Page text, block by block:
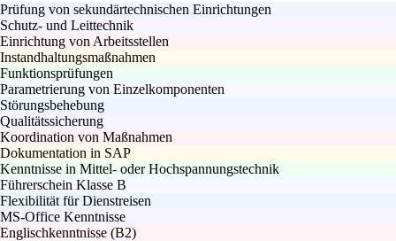
Prüfung von sekundärtechnischen Einrichtungen
Schutz- und Leittechnik
Einrichtung von Arbeitsstellen
Instandhaltungsmaßnahmen
Funktionsprüfungen
Parametrierung von Einzelkomponenten
Störungsbehebung
Qualitätssicherung
Koordination von Maßnahmen
Dokumentation in SAP
Kenntnisse in Mittel- oder Hochspannungstechnik
Führerschein Klasse B
Flexibilität für Dienstreisen
MS-Office Kenntnisse
Englischkenntnisse (B2)